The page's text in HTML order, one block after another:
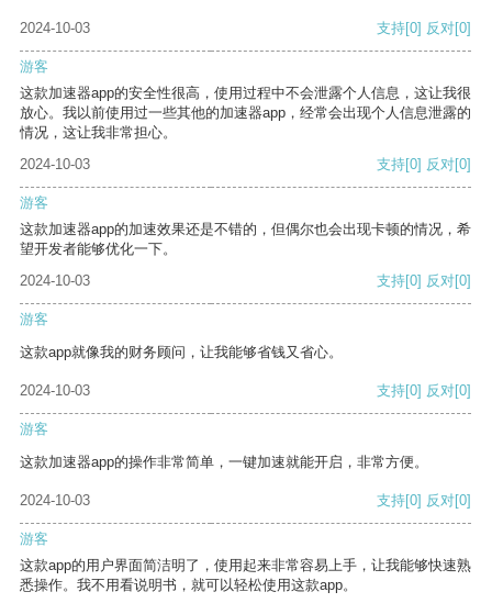
2024-10-03 支持[0] 反对[0]
游客
这款加速器app的安全性很高，使用过程中不会泄露个人信息，这让我很
放心。我以前使用过一些其他的加速器app，经常会出现个人信息泄露的
情况，这让我非常担心。
2024-10-03
支持[0] 反对[0]
游客
这款加速器app的加速效果还是不错的，但偶尔也会出现卡顿的情况，希
望开发者能够优化一下。
2024-10-03
支持[0] 反对[0]
游客
这款app就像我的财务顾问，让我能够省钱又省心。
2024-10-03 支持[0] 反对[0]
游客
这款加速器app的操作非常简单，一键加速就能开启，非常方便。
2024-10-03 支持[0] 反对[0]
游客
这款app的用户界面简洁明了，使用起来非常容易上手，让我能够快速熟
悉操作。我不用看说明书，就可以轻松使用这款app。